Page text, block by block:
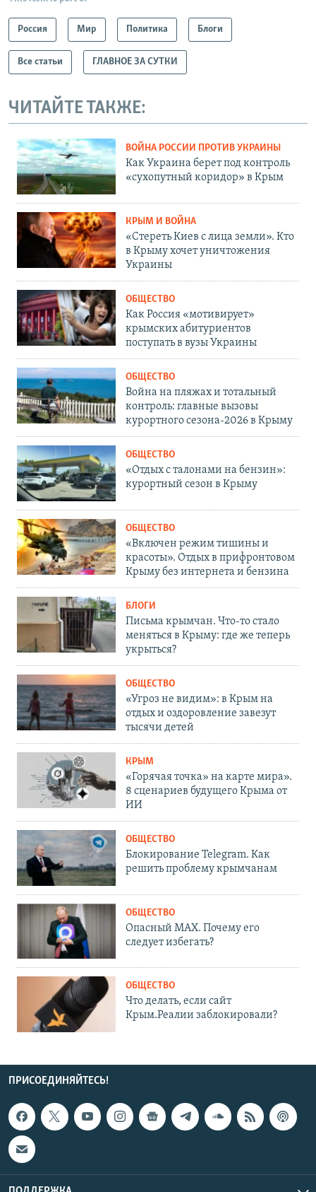
Россия Мир Политика Блоги
Все статьи ГЛАВНОЕ ЗА СУТКИ
ЧИТАЙТЕ ТАКЖЕ:
ВОЙНА РОССИИ ПРОТИВ УКРАИНЫ
Как Украина берет под контроль
«сухопутный коридор» в Крым
КРЫМ И ВОЙНА
«Стереть Киев с лица земли». Кто
в Крыму хочет уничтожения
Украины
ОБЩЕСТВО
Как Россия «мотивирует»
крымских абитуриентов
поступать в вузы Украины
ОБЩЕСТВО
Война на пляжах и тотальный
контроль: главные вызовы
курортного сезона-2026 в Крыму
ОБЩЕСТВО
«Отдых с талонами на бензин»:
курортный сезон в Крыму
ОБЩЕСТВО
«Включен режим тишины и
красоты». Отдых в прифронтовом
Крыму без интернета и бензина
БЛОГИ
Письма крымчан. Что-то стало
меняться в Крыму: где же теперь
укрыться?
ОБЩЕСТВО
«Угроз не видим»: в Крым на
отдых и оздоровление завезут
тысячи детей
КРЫМ
«Горячая точка» на карте мира».
8 сценариев будущего Крыма от
ИИ
ОБЩЕСТВО
Блокирование Telegram. Как
решить проблему крымчанам
ОБЩЕСТВО
Опасный MAX. Почему его
следует избегать?
ОБЩЕСТВО
Что делать, если сайт
Крым.Реалии заблокировали?
ПРИСОЕДИНЯЙТЕСЬ!